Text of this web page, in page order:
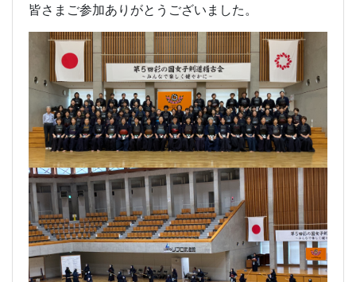
皆さまご参加ありがとうございました。